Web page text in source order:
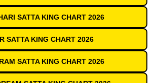
SATTA KING CHART 2026
SATTA KING CHART 2026
SATTA KING CHART 2026